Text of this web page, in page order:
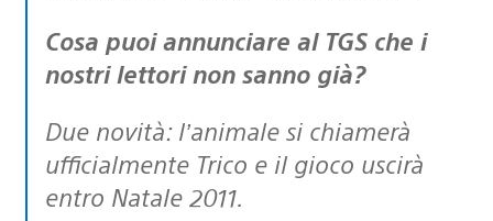
Cosa puoi annunciare al TGS che i
nostri lettori non sanno già?
Due novità: l’animale si chiamerà
ufficialmente Trico e il gioco uscirà
entro Natale 2011.